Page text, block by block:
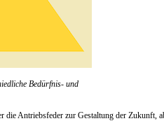
Bedürfnis- und
Antriebsfeder zur Gestaltung der Zukunft,